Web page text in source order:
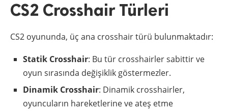
CS2 Crosshair Türleri
CS2 oyununda, üç ana crosshair türü bulunmaktadır:
Statik Crosshair: Bu tür crosshairler sabittir ve
oyun sırasında değişiklik göstermezler.
Dinamik Crosshair: Dinamik crosshairler,
oyuncuların hareketlerine ve ateş etme